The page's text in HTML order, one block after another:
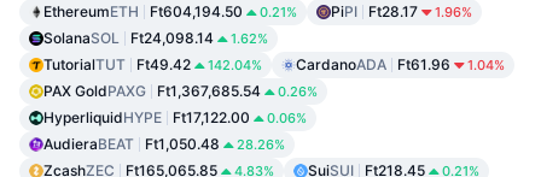
EthereumETH Ft604,194.50 0.21% PiPI Ft28.17 1.96%
SolanaSOL Ft24,098.14 1.62%
TutorialTUT Ft49.42 142.04% CardanoADA Ft61.96 1.04%
PAX GoldPAXG Ft1,367,685.54 0.26%
HyperliquidHYPE Ft17,122.00 0.06%
AudieraBEAT Ft1,050.48 28.26%
ZcashZEC Ft165,065.85 4.83% SuiSUI Ft218.45 0.21%